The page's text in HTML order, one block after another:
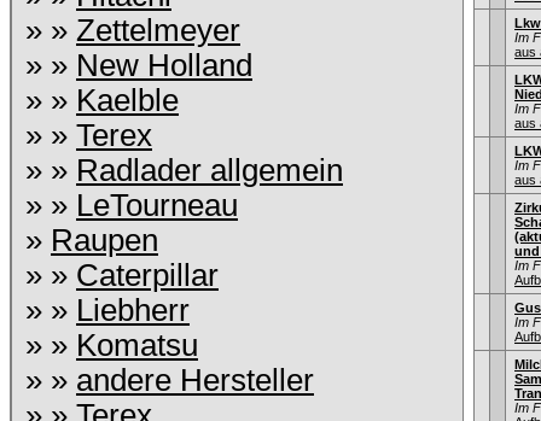
» » Zettelmeyer
» » New Holland
» » Kaelble
» » Terex
» » Radlader allgemein
» » LeTourneau
» Raupen
» » Caterpillar
» » Liebherr
» » Komatsu
» » andere Hersteller
Im
aus
Im
aus
Im
aus
und
Im
Im
Im